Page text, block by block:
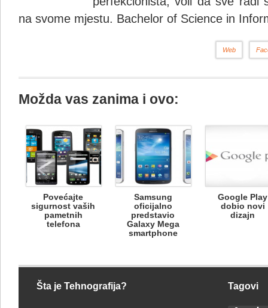
na svome mjestu. Bachelor of Science in
Web
Možda vas zanima i ovo:
Povećajte
sigurnost vaših
pametnih
telefona
Samsung
oficijalno
predstavio
Galaxy Mega
smartphone
Google Play
dobio novi
dizajn
Šta je Tehnografija? Tagovi